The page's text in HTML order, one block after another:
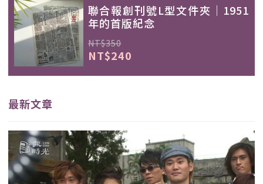
聯合報創刊號L型文件夾｜1951
年的首版紀念
NT$350
NT$240
最新文章